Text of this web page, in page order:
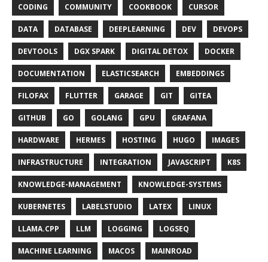
CODING COMMUNITY COOKBOOK CURSOR
DATA DATABASE DEEPLEARNING DEV DEVOPS
DEVTOOLS DGX SPARK DIGITAL DETOX DOCKER
DOCUMENTATION ELASTICSEARCH EMBEDDINGS
FILOFAX FLUTTER GARAGE GIT GITEA
GITHUB GO GOLANG GPU GRAFANA
HARDWARE HERMES HOSTING HUGO IMAGES
INFRASTRUCTURE INTEGRATION JAVASCRIPT K8S
KNOWLEDGE-MANAGEMENT KNOWLEDGE-SYSTEMS
KUBERNETES LABELSTUDIO LATEX LINUX
LLAMA.CPP LLM LOGGING LOGSEQ
MACHINE LEARNING MACOS MAINROAD